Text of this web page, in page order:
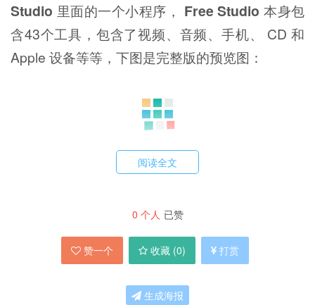
Studio 里面的一个小程序， Free Studio 本身包
含43个工具，包含了视频、音频、手机、 CD 和
Apple 设备等等，下图是完整版的预览图：
P.S. 虽然本文只提供了Free Video to iPad
(561.9 KB): dbank | 官方网站 | 来自93876软件园
阅读全文
0 个人 已赞
赞一个 收藏 (0) 打赏
生成海报